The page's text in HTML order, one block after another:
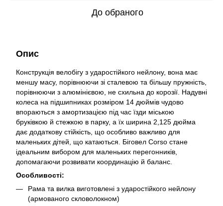
До обраного
Опис
Конструкція велобігу з ударостійкого нейлону, вона має
меншу масу, порівнюючи зі сталевою та більшу пружність,
порівнюючи з алюмінієвою, не схильна до корозії. Надувні
колеса на підшипниках розміром 14 дюймів чудово
впораються з амортизацією під час їзди міською
бруківкою й стежкою в парку, а їх ширина 2,125 дюйма
дає додаткову стійкість, що особливо важливо для
маленьких дітей, що катаються. Біговел Corso стане
ідеальним вибором для маленьких перегонників,
допомагаючи розвивати координацію й баланс.
Особливості:
Рама та вилка виготовлені з ударостійкого нейлону
(армованого скловолокном)